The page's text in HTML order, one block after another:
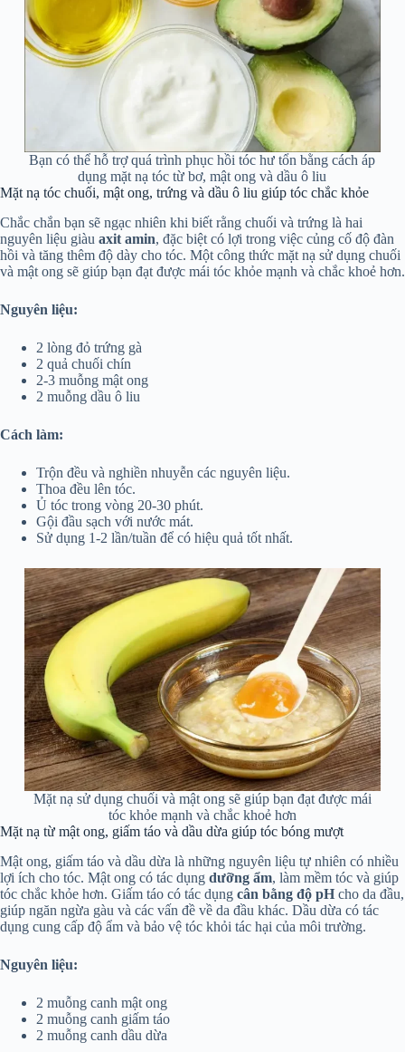
Bạn có thể hỗ trợ quá trình phục hồi tóc hư tổn bằng cách áp
dụng mặt nạ tóc từ bơ, mật ong và dầu ô liu
Mặt nạ tóc chuối, mật ong, trứng và dầu ô liu giúp tóc chắc khỏe
Chắc chắn bạn sẽ ngạc nhiên khi biết rằng chuối và trứng là hai
nguyên liệu giàu axit amin, đặc biệt có lợi trong việc củng cố độ đàn
hồi và tăng thêm độ dày cho tóc. Một công thức mặt nạ sử dụng chuối
và mật ong sẽ giúp bạn đạt được mái tóc khỏe mạnh và chắc khoẻ hơn.
Nguyên liệu:
2 lòng đỏ trứng gà
2 quả chuối chín
2-3 muỗng mật ong
2 muỗng dầu ô liu
Cách làm:
Trộn đều và nghiền nhuyễn các nguyên liệu.
Thoa đều lên tóc.
Ủ tóc trong vòng 20-30 phút.
Gội đầu sạch với nước mát.
Sử dụng 1-2 lần/tuần để có hiệu quả tốt nhất.
Mặt nạ sử dụng chuối và mật ong sẽ giúp bạn đạt được mái
tóc khỏe mạnh và chắc khoẻ hơn
Mặt nạ từ mật ong, giấm táo và dầu dừa giúp tóc bóng mượt
Mật ong, giấm táo và dầu dừa là những nguyên liệu tự nhiên có nhiều
lợi ích cho tóc. Mật ong có tác dụng dưỡng ẩm, làm mềm tóc và giúp
tóc chắc khỏe hơn. Giấm táo có tác dụng cân bằng độ pH cho da đầu,
giúp ngăn ngừa gàu và các vấn đề về da đầu khác. Dầu dừa có tác
dụng cung cấp độ ẩm và bảo vệ tóc khỏi tác hại của môi trường.
Nguyên liệu:
2 muỗng canh mật ong
2 muỗng canh giấm táo
2 muỗng canh dầu dừa